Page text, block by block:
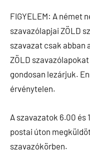
FIGYELEM: A német
szavazólapjai ZÖLD
szavazat csak abban
ZÖLD
gondosan lezárjuk.
érvénytelen.
A szavazatok 6.00 és
postai úton
szavazókörben.